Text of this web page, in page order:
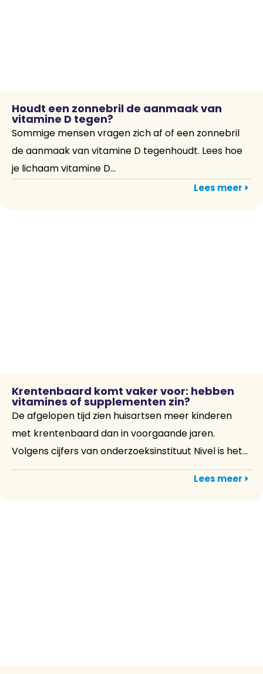
Houdt een zonnebril de aanmaak van
vitamine D tegen?
Sommige mensen vragen zich af of een zonnebril
de aanmaak van vitamine D tegenhoudt. Lees hoe
je lichaam vitamine D...
Lees meer
Krentenbaard komt vaker voor: hebben
vitamines of supplementen zin?
De afgelopen tijd zien huisartsen meer kinderen
met krentenbaard dan in voorgaande jaren.
Volgens cijfers van onderzoeksinstituut Nivel is het...
Lees meer